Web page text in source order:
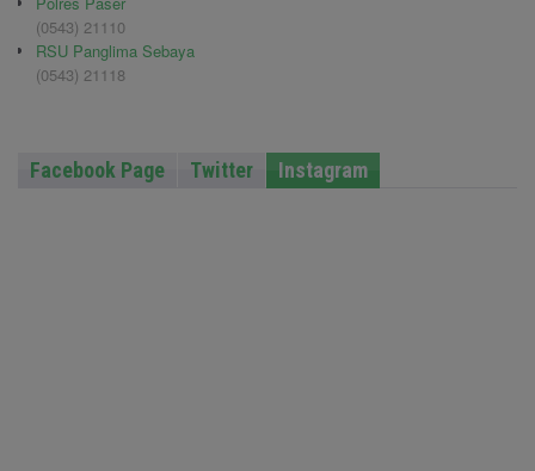
(0543) 21110
RSU Panglima Sebaya
(0543) 21118
Facebook Page Twitter Instagram